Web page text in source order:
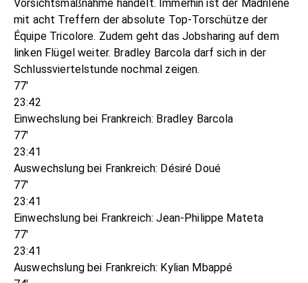
Vorsichtsmaßnahme handelt. Immerhin ist der Madrilene
mit acht Treffern der absolute Top-Torschütze der
Équipe Tricolore. Zudem geht das Jobsharing auf dem
linken Flügel weiter. Bradley Barcola darf sich in der
Schlussviertelstunde nochmal zeigen.
77'
23:42
Einwechslung bei Frankreich: Bradley Barcola
77'
23:41
Auswechslung bei Frankreich: Désiré Doué
77'
23:41
Einwechslung bei Frankreich: Jean-Philippe Mateta
77'
23:41
Auswechslung bei Frankreich: Kylian Mbappé